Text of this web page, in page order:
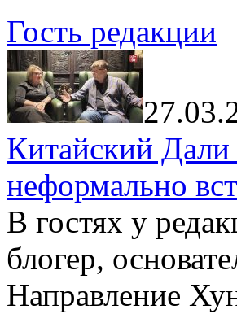
Гость редакции
Китайский
неформально
В гостях у
блогер,
Направление